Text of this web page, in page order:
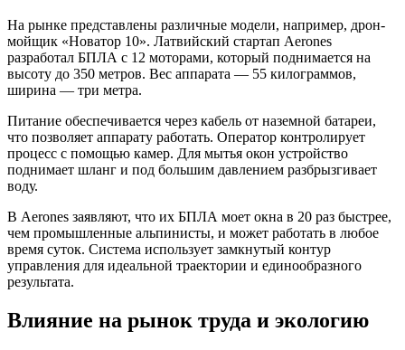
На рынке представлены различные модели, например, дрон-
мойщик «Новатор 10». Латвийский стартап Aerones
разработал БПЛА с 12 моторами, который поднимается на
высоту до 350 метров. Вес аппарата — 55 килограммов,
ширина — три метра.
Питание обеспечивается через кабель от наземной батареи,
что позволяет аппарату работать. Оператор контролирует
процесс с помощью камер. Для мытья окон устройство
поднимает шланг и под большим давлением разбрызгивает
воду.
В Aerones заявляют, что их БПЛА моет окна в 20 раз быстрее,
чем промышленные альпинисты, и может работать в любое
время суток. Система использует замкнутый контур
управления для идеальной траектории и единообразного
результата.
Влияние на рынок труда и экологию